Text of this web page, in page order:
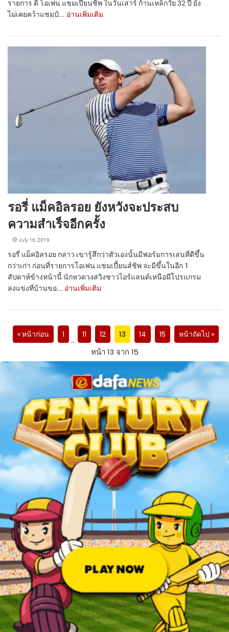
รายการ ดิ โอเพ่น แชมเปี้ยนชิพ ในวันเสาร์ ก้านเหล็กวัย 32 ปี ยัง
ไม่เคยคว้าแชมป์... อ่านเพิ่มเติม
รอรี่ แม็คอิลรอย ยังหวังจะประสบ
ความสำเร็จอีกครั้ง
July 16, 2019
รอรี่ แม็คอิลรอย กล่าว เขารู้สึกว่าตัวเองนั้นมีฟอร์มการเล่นที่ดีขึ้น
กว่าเก่า ก่อนที่รายการโอเพ่น แชมเปี้ยนส์ชิพ จะมีขึ้นในอีก 1
สัปดาห์ข้างหน้านี้ นักหวดวงสวิงชาวไอร์แลนด์เหนือมีโปรแกรม
ลงแข่งที่บ้านขอ... อ่านเพิ่มเติม
« หน้าก่อน 1
…
11 12 13 14 15 หน้าถัดไป »
หน้า 13 จาก 15